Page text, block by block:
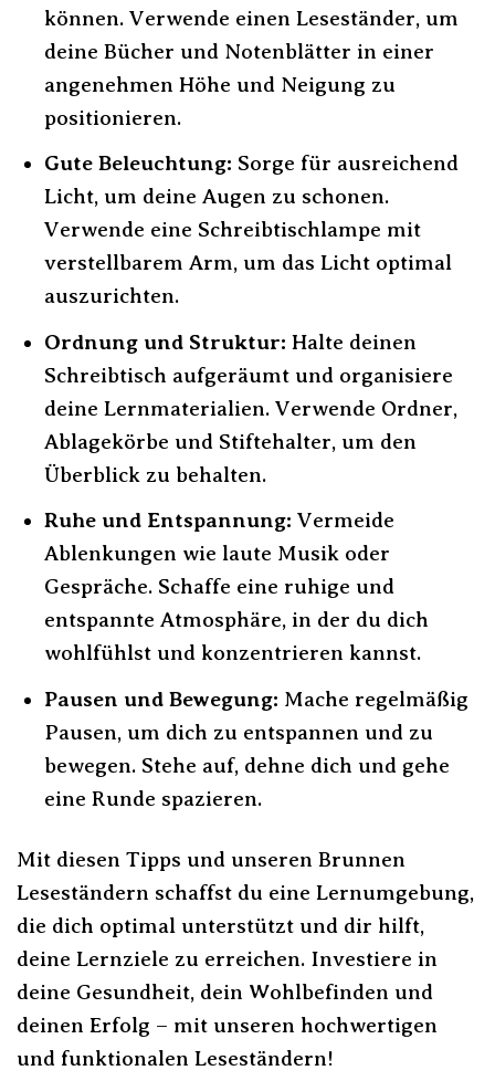
können. Verwende einen Leseständer, um
deine Bücher und Notenblätter in einer
angenehmen Höhe und Neigung zu
positionieren.
Gute Beleuchtung: Sorge für ausreichend
Licht, um deine Augen zu schonen.
Verwende eine Schreibtischlampe mit
verstellbarem Arm, um das Licht optimal
auszurichten.
Ordnung und Struktur: Halte deinen
Schreibtisch aufgeräumt und organisiere
deine Lernmaterialien. Verwende Ordner,
Ablagekörbe und Stiftehalter, um den
Überblick zu behalten.
Ruhe und Entspannung: Vermeide
Ablenkungen wie laute Musik oder
Gespräche. Schaffe eine ruhige und
entspannte Atmosphäre, in der du dich
wohlfühlst und konzentrieren kannst.
Pausen und Bewegung: Mache regelmäßig
Pausen, um dich zu entspannen und zu
bewegen. Stehe auf, dehne dich und gehe
eine Runde spazieren.
Mit diesen Tipps und unseren Brunnen
Leseständern schaffst du eine Lernumgebung,
die dich optimal unterstützt und dir hilft,
deine Lernziele zu erreichen. Investiere in
deine Gesundheit, dein Wohlbefinden und
deinen Erfolg – mit unseren hochwertigen
und funktionalen Leseständern!